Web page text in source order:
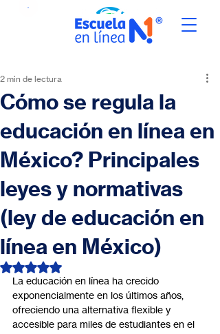
Cómo se regula la
educación en línea en
México? Principales
leyes y normativas
(ley de educación en
línea en México)
2 min de lectura
Obtuvo NaN de 5 estrellas.
La educación en línea ha crecido
exponencialmente en los últimos años,
ofreciendo una alternativa flexible y
accesible para miles de estudiantes en el